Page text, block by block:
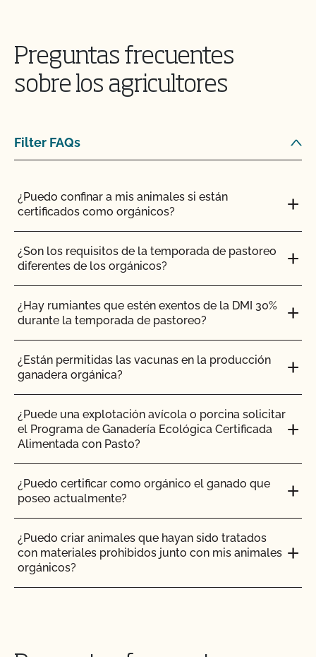
obtener ayuda con los problemas de inicio de
sesión?
de OSP, etc.)?
¿Cómo actualizo mi Plan de Sistema Orgánico
(PSO)?
¿Cómo puedo ver la información de contacto de
mi operación y ver mis contactos autorizados?
¿Cómo funcionan las inspecciones ecológicas?
¿Cómo se comparan PrimusGFS y GLOBALG.A.P?
de la UDSA y la normativa OCal?
¿Cuánto se tarda en obtener el certificado de
Preguntas frecuentes
sobre los agricultores
Filter FAQs
¿Puedo confinar a mis animales si están
certificados como orgánicos?
¿Son los requisitos de la temporada de pastoreo
diferentes de los orgánicos?
¿Hay rumiantes que estén exentos de la DMI 30%
durante la temporada de pastoreo?
¿Están permitidas las vacunas en la producción
ganadera orgánica?
¿Puede una explotación avícola o porcina solicitar
el Programa de Ganadería Ecológica Certificada
Alimentada con Pasto?
¿Puedo certificar como orgánico el ganado que
poseo actualmente?
¿Puedo criar animales que hayan sido tratados
con materiales prohibidos junto con mis animales
orgánicos?